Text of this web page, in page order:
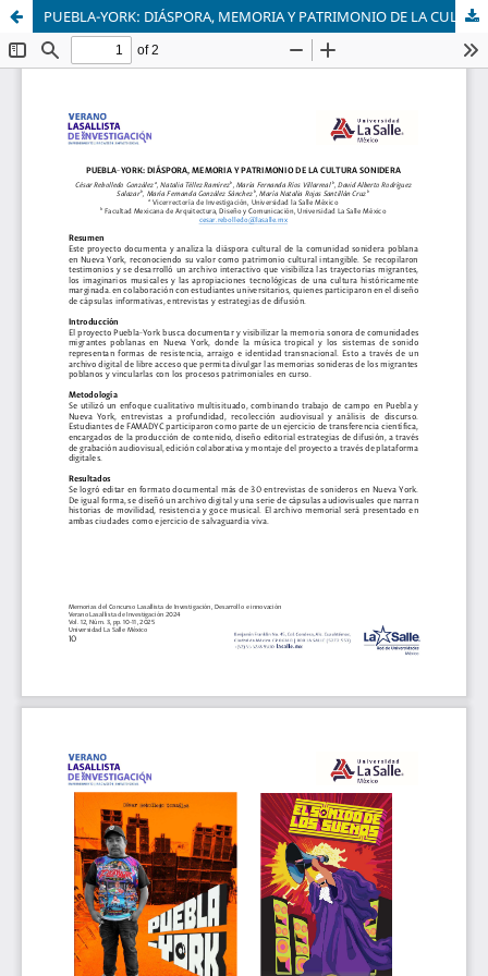
PUEBLA-YORK: DIÁSPORA, MEMORIA Y PATRIMONIO DE LA CULTURA SONIDERA